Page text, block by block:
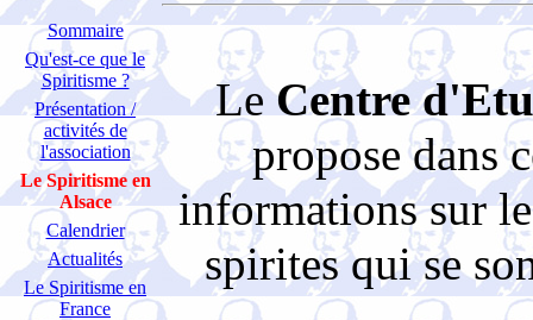
Sommaire
Qu'est-ce que le
Spiritisme ?
Présentation /
activités de
l'association
Le Spiritisme en
Alsace
Calendrier
Actualités
Le Spiritisme en
France
LeCentre
propose dans
informations sur
spirites qui se